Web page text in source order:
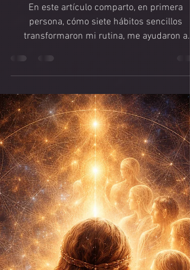
Diarios que Reducen el Cortisol y
Transforman tu Energía
regular la ansiedad y me devolvieron al
cuerpo. Como maestro y terapeuta, explico
también por qué los retiros, la naturaleza y
bienestar holístico son parte esencial de
camino de sanación